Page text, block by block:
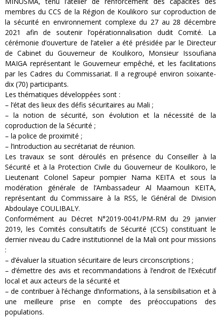
membres du CCS de la Région de Koulikoro sur coproduction de
la sécurité en environnement complexe du 27 au 28 décembre
2021 afin de soutenir l’opérationnalisation dudit Comité. La
cérémonie d’ouverture de l’atelier a été présidée par le Directeur
de Cabinet du Gouverneur de Koulikoro, Monsieur Issoufiana
MAIGA représentant le Gouverneur empêché, et les facilitations
par les Cadres du Commissariat. Il a regroupé environ soixante-
dix (70) participants.
Les thématiques développées sont :
– l’état des lieux des défis sécuritaires au Mali ;
– la notion de sécurité, son évolution et la nécessité de la
coproduction de la Sécurité ;
– la police de proximité ;
– l’introduction au secrétariat de réunion.
Les travaux se sont déroulés en présence du Conseiller à la
Sécurité et à la Protection Civile du Gouverneur de Koulikoro, le
Lieutenant Colonel Sapeur pompier Nama KEITA et sous la
modération générale de l’Ambassadeur Al Maamoun KEITA,
représentant du Commissaire à la RSS, le Général de Division
Abdoulaye COULIBALY.
Conformément au Décret N°2019-0041/PM-RM du 29 janvier
2019, les Comités consultatifs de Sécurité (CCS) constituant le
dernier niveau du Cadre institutionnel de la Mali ont pour missions
:
– d’évaluer la situation sécuritaire de leurs circonscriptions ;
– d’émettre des avis et recommandations à l’endroit de l’Exécutif
local et aux acteurs de la sécurité et
– de contribuer à l’échange d’informations, à la sensibilisation et à
une meilleure prise en compte des préoccupations des
populations.